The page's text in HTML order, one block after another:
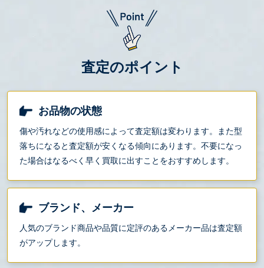
査定のポイント
お品物の状態
傷や汚れなどの使用感によって査定額は変わります。また型
落ちになると査定額が安くなる傾向にあります。不要になっ
た場合はなるべく早く買取に出すことをおすすめします。
ブランド、メーカー
人気のブランド商品や品質に定評のあるメーカー品は査定額
がアップします。